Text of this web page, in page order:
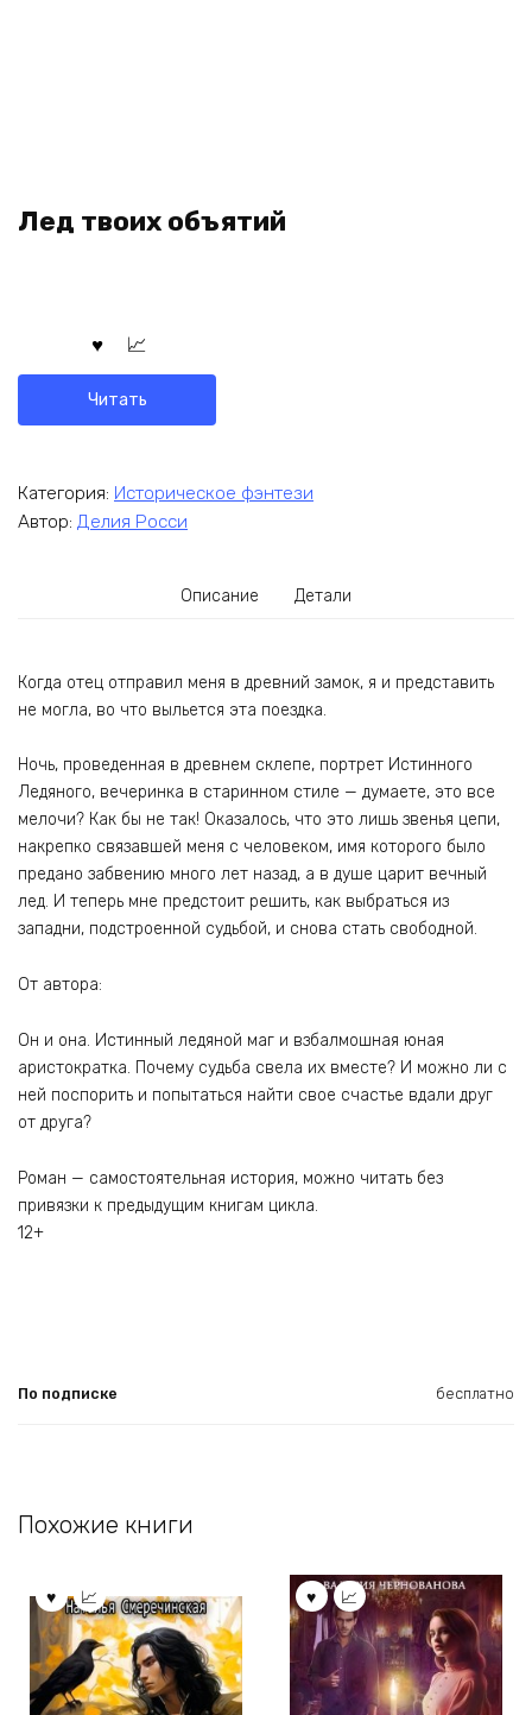
Лед твоих объятий
Читать
Категория: Историческое фэнтези
Автор: Делия Росси
Описание Детали
Когда отец отправил меня в древний замок, я и представить
не могла, во что выльется эта поездка.
Ночь, проведенная в древнем склепе, портрет Истинного
Ледяного, вечеринка в старинном стиле — думаете, это все
мелочи? Как бы не так! Оказалось, что это лишь звенья цепи,
накрепко связавшей меня с человеком, имя которого было
предано забвению много лет назад, а в душе царит вечный
лед. И теперь мне предстоит решить, как выбраться из
западни, подстроенной судьбой, и снова стать свободной.
От автора:
Он и она. Истинный ледяной маг и взбалмошная юная
аристократка. Почему судьба свела их вместе? И можно ли с
ней поспорить и попытаться найти свое счастье вдали друг
от друга?
Роман — самостоятельная история, можно читать без
привязки к предыдущим книгам цикла.
12+
По подписке бесплатно
Похожие книги